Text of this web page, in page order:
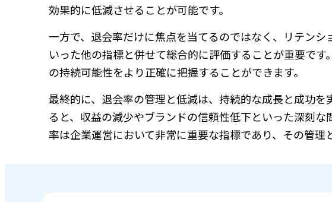
効果的に低減させることが可能です。
一方で、退会率だけに焦点を当てるのではなく、リテン
いった他の指標と併せて総合的に評価することが重要で
の持続可能性をより正確に把握することができます。
最終的に、退会率の管理と低減は、持続的な成長と成功
ると、収益の減少やブランドの信頼性低下といった深刻
率は企業運営において非常に重要な指標であり、その管理